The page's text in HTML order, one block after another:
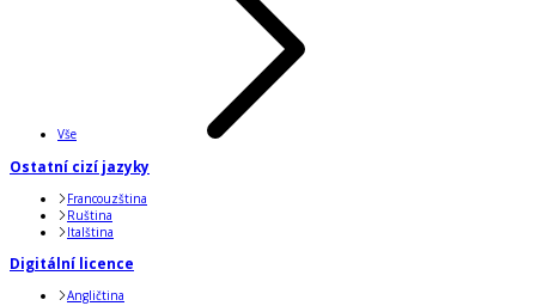
Vše
Ostatní cizí jazyky
Francouzština
Ruština
Italština
Digitální licence
Angličtina